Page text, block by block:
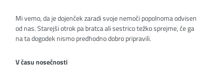
Mi vemo, da je dojenček zaradi svoje nemoči popolnoma odvisen
od nas. Starejši otrok pa bratca ali sestrico težko sprejme, če ga
na ta dogodek nismo predhodno dobro pripravili.
V času nosečnosti